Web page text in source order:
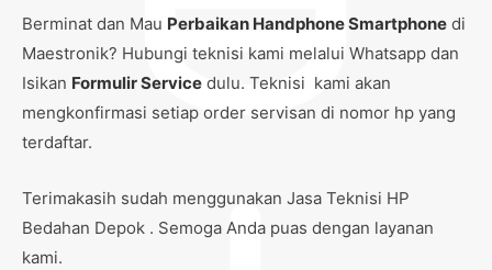
Berminat dan Mau Perbaikan Handphone Smartphone di
Maestronik? Hubungi teknisi kami melalui Whatsapp dan
Isikan Formulir Service dulu. Teknisi kami akan
mengkonfirmasi setiap order servisan di nomor hp yang
terdaftar.
Terimakasih sudah menggunakan Jasa Teknisi HP
Bedahan Depok . Semoga Anda puas dengan layanan
kami.